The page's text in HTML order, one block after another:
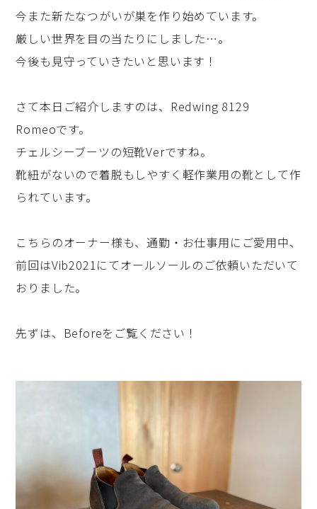
今また新たなつがいが巣を作り始めています。
厳しい世界を目の当たりにしました…。
今後も見守っていきたいと思います！
さて本日ご紹介しますのは、Redwing 8129
Romeoです。
チェルシーブーツの短靴Verですね。
靴紐がないので着脱もしやすく軽作業用の靴として作
られています。
こちらのオーナー様も、通勤・お仕事用にご愛用中、
前回はVib2021にてオールソールのご依頼いただいて
おりました。
先ずは、Beforeをご覧ください！